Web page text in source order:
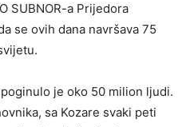
SUBNOR-a Prijedora
se ovih dana navršava 75
je oko 50 milion ljudi.
sa Kozare svaki peti